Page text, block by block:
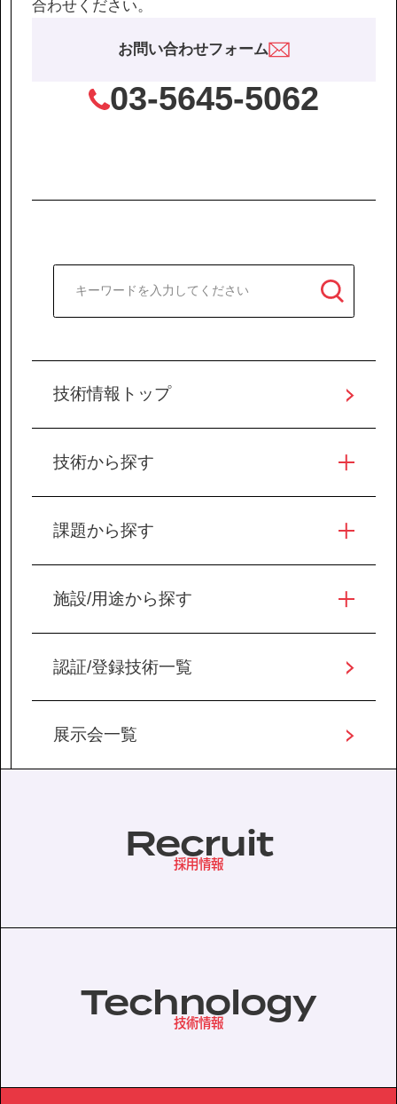
合わせください。
お問い合わせフォーム
03-5645-5062
技術情報トップ
技術から探す
課題から探す
施設/用途から探す
認証/登録技術一覧
展示会一覧
Recruit
採用情報
Technology
技術情報